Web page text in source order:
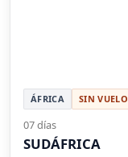
ÁFRICA SIN VUELO
07 días
SUDÁFRICA